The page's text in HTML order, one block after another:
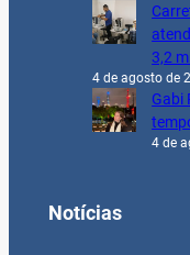
3,2
4 de agosto de
Gabi
4 de
Notícias